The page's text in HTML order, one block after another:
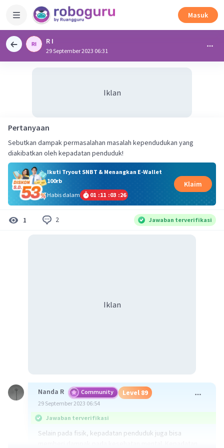
Masuk
R I
29 September 2023 06:31
Iklan
Pertanyaan
Sebutkan dampak permasalahan masalah kependudukan yang
diakibatkan oleh kepadatan penduduk!
Ikuti Tryout SNBT & Menangkan E-Wallet
100rb
Habis dalam
01 :11 :03 :25
Klaim
1 2 Jawaban terverifikasi
Iklan
Nanda R Community Level 89
29 September 2023 06:54
Jawaban terverifikasi
Selain pada fisik, kepadatan penduduk juga bisa